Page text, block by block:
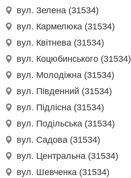
вул. Зелена (31534)
вул. Кармелюка (31534)
вул. Квітнева (31534)
вул. Коцюбинського (31534)
вул. Молодіжна (31534)
вул. Південний (31534)
вул. Підлісна (31534)
вул. Подільська (31534)
вул. Садова (31534)
вул. Центральна (31534)
вул. Шевченка (31534)